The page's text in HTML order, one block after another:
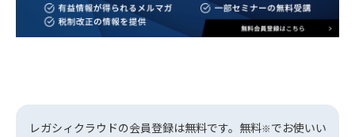
レガシィクラウドの会員登録は無料です。無料※でお使いい